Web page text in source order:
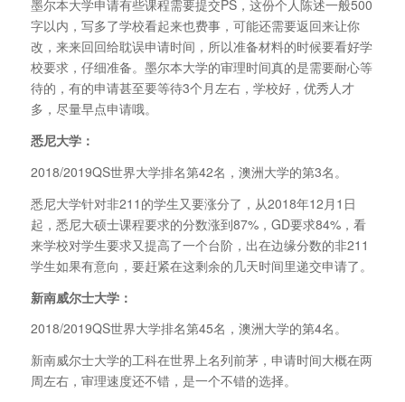
墨尔本大学申请有些课程需要提交PS，这份个人陈述一般500
字以内，写多了学校看起来也费事，可能还需要返回来让你
改，来来回回给耽误申请时间，所以准备材料的时候要看好学
校要求，仔细准备。墨尔本大学的审理时间真的是需要耐心等
待的，有的申请甚至要等待3个月左右，学校好，优秀人才
多，尽量早点申请哦。
悉尼大学：
2018/2019QS世界大学排名第42名，澳洲大学的第3名。
悉尼大学针对非211的学生又要涨分了，从2018年12月1日
起，悉尼大硕士课程要求的分数涨到87%，GD要求84%，看
来学校对学生要求又提高了一个台阶，出在边缘分数的非211
学生如果有意向，要赶紧在这剩余的几天时间里递交申请了。
新南威尔士大学：
2018/2019QS世界大学排名第45名，澳洲大学的第4名。
新南威尔士大学的工科在世界上名列前茅，申请时间大概在两
周左右，审理速度还不错，是一个不错的选择。